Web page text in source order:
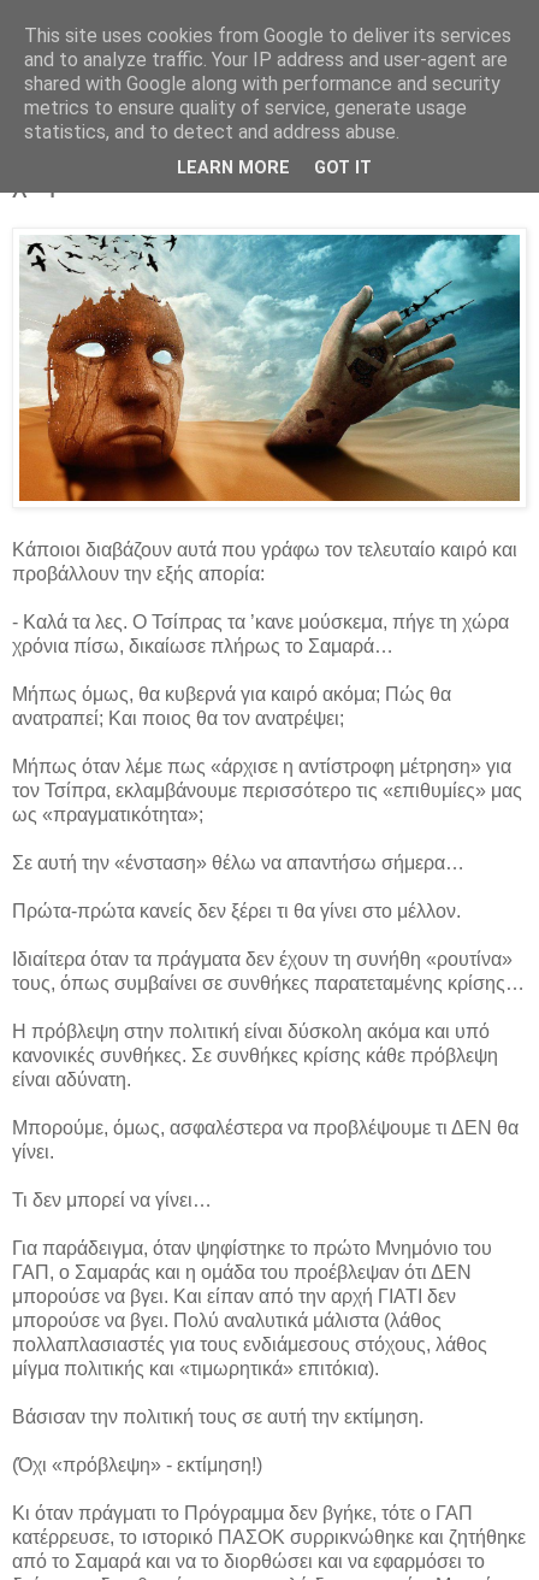
Parakato.gr
Έβαλαν ζουρλομανδύα στον «τρελό του
Κάποιοι διαβάζουν αυτά που γράφω τον τελευταίο καιρό και
προβάλλουν την εξής απορία:
- Καλά τα λες. Ο Τσίπρας τα ’κανε μούσκεμα, πήγε τη χώρα
χρόνια πίσω, δικαίωσε πλήρως το Σαμαρά…
Μήπως όμως, θα κυβερνά για καιρό ακόμα; Πώς θα
ανατραπεί; Και ποιος θα τον ανατρέψει;
Μήπως όταν λέμε πως «άρχισε η αντίστροφη μέτρηση» για
τον Τσίπρα, εκλαμβάνουμε περισσότερο τις «επιθυμίες» μας
ως «πραγματικότητα»;
Σε αυτή την «ένσταση» θέλω να απαντήσω σήμερα…
Πρώτα-πρώτα κανείς δεν ξέρει τι θα γίνει στο μέλλον.
Ιδιαίτερα όταν τα πράγματα δεν έχουν τη συνήθη «ρουτίνα»
τους, όπως συμβαίνει σε συνθήκες παρατεταμένης κρίσης…
Η πρόβλεψη στην πολιτική είναι δύσκολη ακόμα και υπό
κανονικές συνθήκες. Σε συνθήκες κρίσης κάθε πρόβλεψη
είναι αδύνατη.
Μπορούμε, όμως, ασφαλέστερα να προβλέψουμε τι ΔΕΝ θα
γίνει.
Τι δεν μπορεί να γίνει…
Για παράδειγμα, όταν ψηφίστηκε το πρώτο Μνημόνιο του
ΓΑΠ, ο Σαμαράς και η ομάδα του προέβλεψαν ότι ΔΕΝ
μπορούσε να βγει. Και είπαν από την αρχή ΓΙΑΤΙ δεν
μπορούσε να βγει. Πολύ αναλυτικά μάλιστα (λάθος
πολλαπλασιαστές για τους ενδιάμεσους στόχους, λάθος
μίγμα πολιτικής και «τιμωρητικά» επιτόκια).
Βάσισαν την πολιτική τους σε αυτή την εκτίμηση.
(Όχι «πρόβλεψη» - εκτίμηση!)
Κι όταν πράγματι το Πρόγραμμα δεν βγήκε, τότε ο ΓΑΠ
κατέρρευσε, το ιστορικό ΠΑΣΟΚ συρρικνώθηκε και ζητήθηκε
από το Σαμαρά και να το διορθώσει και να εφαρμόσει το
This site uses cookies from Google to deliver its services
and to analyze traffic. Your IP address and user-agent are
shared with Google along with performance and security
metrics to ensure quality of service, generate usage
statistics, and to detect and address abuse.
LEARN MORE GOT IT